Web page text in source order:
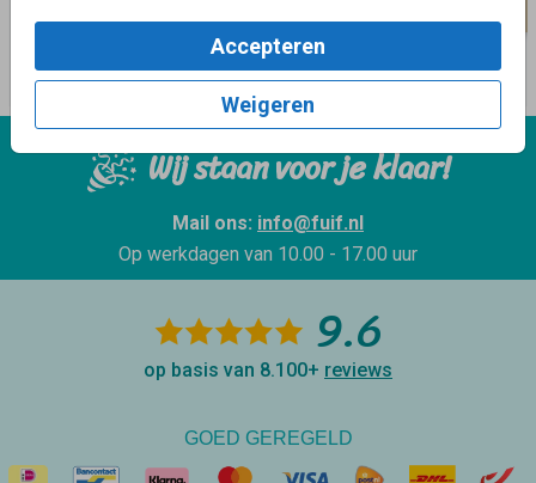
Accepteren
Weigeren
Wij staan voor je klaar!
Mail ons: info@fuif.nl
Op werkdagen van 10.00 - 17.00 uur
9.6
op basis van 8.100+ reviews
GOED GEREGELD